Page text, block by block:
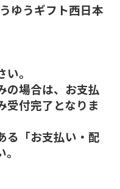
ゆうギフト西日本
。
の場合は、お支払
受付完了となりま
る「お支払い・配